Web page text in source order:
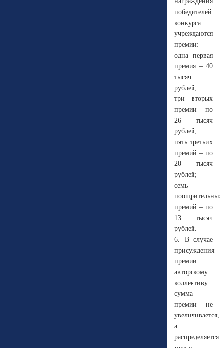
победителей
конкурса
учреждаются
премии:
одна первая
премия – 40
тысяч
рублей;
три вторых
премии – по
26 тысяч
рублей;
пять третьих
премий – по
20 тысяч
рублей;
семь
премий – по
13 тысяч
рублей.
6. В случае
присуждения
премии
авторскому
коллективу
сумма
премии не
увеличивается,
а
распределяется